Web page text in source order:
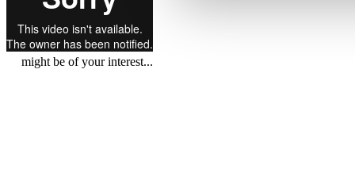
might be of your interest...